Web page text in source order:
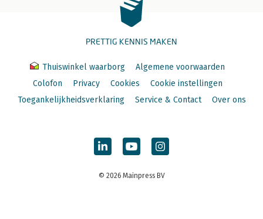
PRETTIG KENNIS MAKEN
Thuiswinkel waarborg
Algemene voorwaarden
Colofon
Privacy Cookies
Cookie instellingen
Toegankelijkheidsverklaring
Service & Contact Over ons
© 2026 Mainpress BV